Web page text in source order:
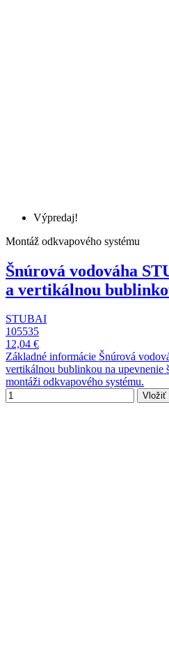
Výpredaj!
Montáž odkvapového systému
Šnúrová vodováha
a vertikálnou
STUBAI
105535
12,04 €
Základné informácie Šnúrová
vertikálnou bublinkou na upevnenie
montáži odkvapového systému.
Vložiť